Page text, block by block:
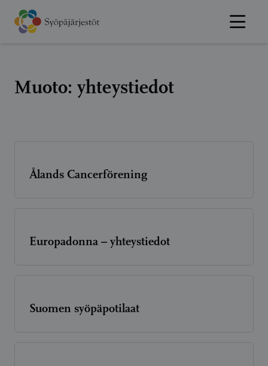
Hyppää
sisältöön
Muoto: yhteystiedot
Ålands Cancerförening
Europadonna – yhteystiedot
Suomen syöpäpotilaat